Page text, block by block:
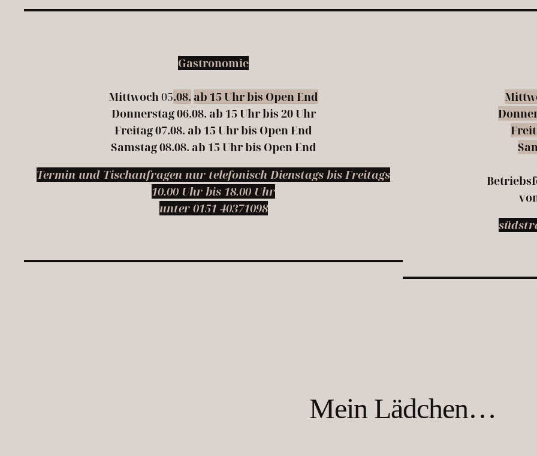
Gastronomie
Mittwoch 05.08. ab 15 Uhr bis Open End
Donnerstag 06.08. ab 15 Uhr bis 20 Uhr
Freitag 07.08. ab 15 Uhr bis Open End
Samstag 08.08. ab 15 Uhr bis Open End
Termin und Tischanfragen nur telefonisch Dienstags bis Freitags
10.00 Uhr bis 18.00 Uhr
unter 0151 40371098
Mein Lädchen…